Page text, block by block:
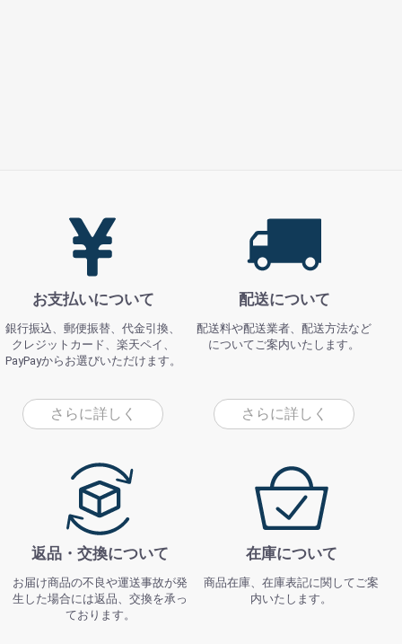
お支払いについて
銀行振込、郵便振替、代金引換、
クレジットカード、楽天ペイ、
PayPayからお選びいただけます。
さらに詳しく
配送について
配送料や配送業者、配送方法など
についてご案内いたします。
さらに詳しく
返品・交換について
お届け商品の不良や運送事故が発
生した場合には返品、交換を承っ
ております。
在庫について
商品在庫、在庫表記に関してご案
内いたします。